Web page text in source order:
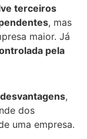
terceiros
, mas
maior. Já
pela
,
dos
uma empresa.